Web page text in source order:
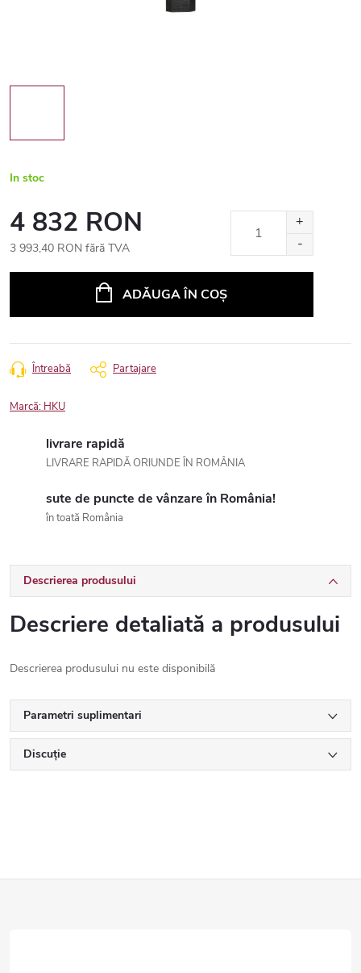
In stoc
4 832 RON
3 993,40 RON fără TVA
ADĂUGA ÎN COŞ
Întreabă Partajare
Marcă: HKU
livrare rapidă
LIVRARE RAPIDĂ ORIUNDE ÎN ROMÂNIA
sute de puncte de vânzare în România!
în toată România
Descrierea produsului
Descriere detaliată a produsului
Descrierea produsului nu este disponibilă
Parametri suplimentari
Discuţie